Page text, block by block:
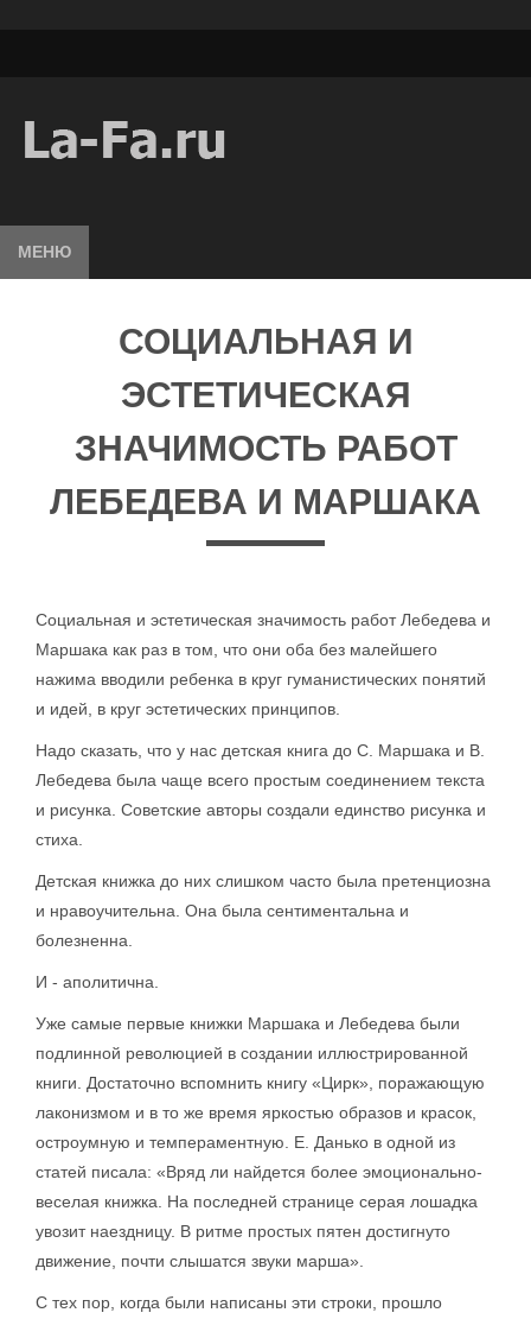
МЕНЮ
СОЦИАЛЬНАЯ И
ЭСТЕТИЧЕСКАЯ
ЗНАЧИМОСТЬ РАБОТ
ЛЕБЕДЕВА И МАРШАКА
Социальная и эстетическая значимость работ Лебедева и
Маршака как раз в том, что они оба без малейшего
нажима вводили ребенка в круг гуманистических понятий
и идей, в круг эстетических принципов.
Надо сказать, что у нас детская книга до С. Маршака и В.
Лебедева была чаще всего простым соединением текста
и рисунка. Советские авторы создали единство рисунка и
стиха.
Детская книжка до них слишком часто была претенциозна
и нравоучительна. Она была сентиментальна и
болезненна.
И - аполитична.
Уже самые первые книжки Маршака и Лебедева были
подлинной революцией в создании иллюстрированной
книги. Достаточно вспомнить книгу «Цирк», поражающую
лаконизмом и в то же время яркостью образов и красок,
остроумную и темпераментную. Е. Данько в одной из
статей писала: «Вряд ли найдется более эмоционально-
веселая книжка. На последней странице серая лошадка
увозит наездницу. В ритме простых пятен достигнуто
движение, почти слышатся звуки марша».
С тех пор, когда были написаны эти строки, прошло